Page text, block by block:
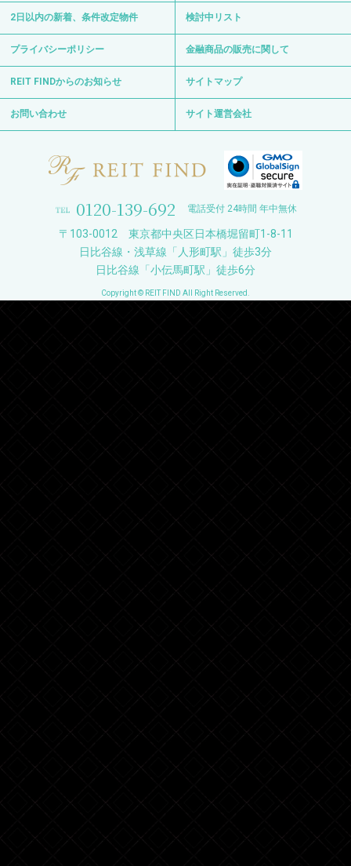
2日以内の新着、条件改定物件 検討中リスト
プライバシーポリシー 金融商品の販売に関して
REIT FINDからのお知らせ サイトマップ
お問い合わせ サイト運営会社
0120-139-692 電話受付 24時間 年中無休
〒103-0012 東京都中央区日本橋堀留町1-8-11
日比谷線・浅草線「人形町駅」徒歩3分
日比谷線「小伝馬町駅」徒歩6分
Copyright © REIT FIND All Right Reserved.